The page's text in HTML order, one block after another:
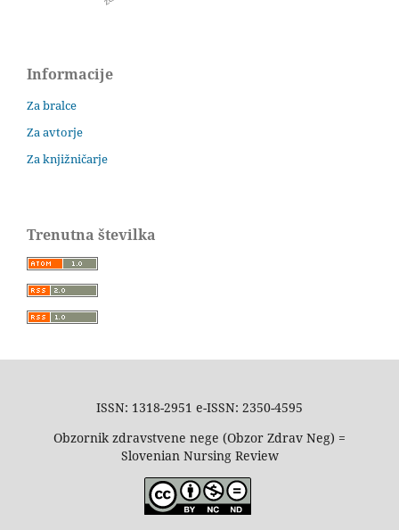
Informacije
Za bralce
Za avtorje
Za knjižničarje
Trenutna številka
ISSN: 1318-2951 e-ISSN: 2350-4595
Obzornik zdravstvene nege (Obzor Zdrav Neg) =
Slovenian Nursing Review